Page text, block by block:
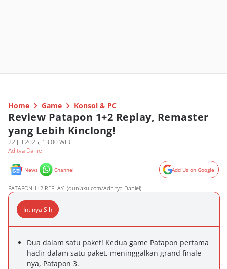
Home Game Konsol & PC
Review Patapon 1+2 Replay, Remaster
yang Lebih Kinclong!
22 Jul 2025, 13:00 WIB
Aditya Daniel
News Channel Add Us on Google
PATAPON 1+2 REPLAY. (duniaku.com/Adhitya Daniel)
Intinya Sih
Dua dalam satu paket! Kedua game Patapon pertama
hadir dalam satu paket, meninggalkan grand finale-
nya, Patapon 3.